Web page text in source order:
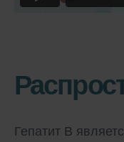
Гепатит В